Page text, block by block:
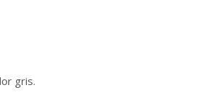
gris.